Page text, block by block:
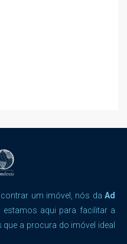
um imóvel, nós da Ad
aqui para facilitar a
a procura do imóvel ideal